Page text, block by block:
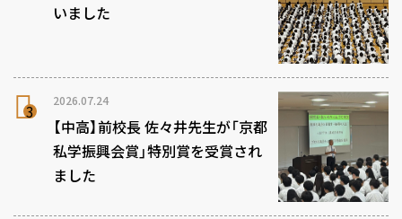
いました
2026.07.24
【中高】前校長 佐々井先生が「京都
私学振興会賞」特別賞を受賞され
ました